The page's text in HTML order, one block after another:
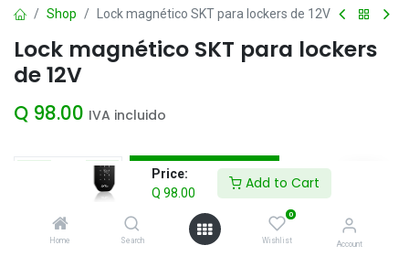
Price:
Q 98.00
Add to Cart
Home Search
0
Wishlist Account
Shop Lock magnético SKT para lockers de 12V
Lock magnético SKT para lockers
de 12V
Q 98.00 IVA incluido
Add to Cart
Agregar a la lista de deseos